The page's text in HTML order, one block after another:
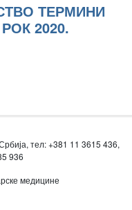
ТЕРМИНИ
2020.
тел: +381 11 3615 436,
936
медицине